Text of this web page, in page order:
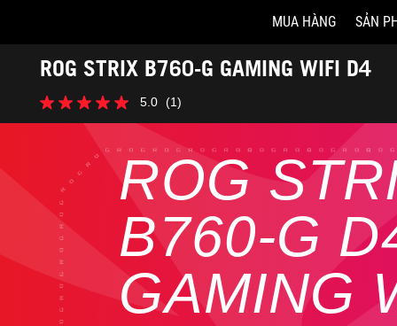
Accessibility links
Skip to content
Accessibility Help
Skip to Menu
ASUS Footer
MUA HÀNG SẢN
ROG STRIX B760-G GAMING WIFI D4
5.0 (1)
5.0
trong
đánh
ROG
B760-G
GAMING